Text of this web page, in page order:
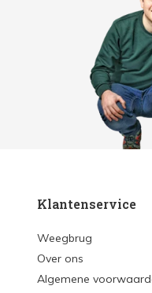
Klantenservice
Weegbrug
Over ons
Algemene